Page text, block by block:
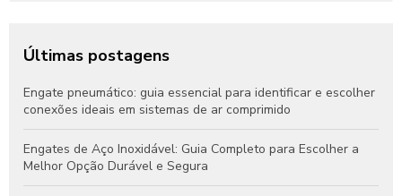
Últimas postagens
Engate pneumático: guia essencial para identificar e escolher
conexões ideais em sistemas de ar comprimido
Engates de Aço Inoxidável: Guia Completo para Escolher a
Melhor Opção Durável e Segura